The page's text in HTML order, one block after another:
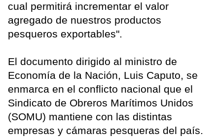
cual permitirá incrementar el valor
agregado de nuestros productos
pesqueros exportables".
El documento dirigido al ministro de
Economía de la Nación, Luis Caputo, se
enmarca en el conflicto nacional que el
Sindicato de Obreros Marítimos Unidos
(SOMU) mantiene con las distintas
empresas y cámaras pesqueras del país.